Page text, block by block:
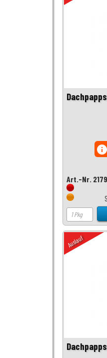
Art.-Nr.
Auslauf